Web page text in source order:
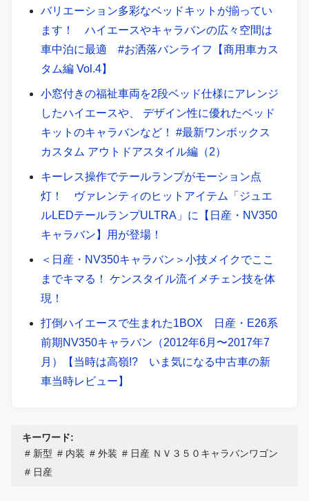
バリエーション多彩なベッドキットが揃ってい
ます！ ハイエースやキャラバンの広々空間は
車中泊に最適 #お洒落バンライフ【商用車カス
タム編 Vol.4】
小窓付きの福祉車両を2段ベッド仕様にアレンジ
したハイエースや、 デザイン性に優れたベッド
キットのキャラバンなど！ #最新ワンボックス
カスタム アウトドアスタイル編（2）
キーレス操作でテールランプがモーション点
灯！ ヴァレンティのヒットアイテム「ジュエ
ルLEDテールランプULTRA」に【日産・NV350
キャラバン】用が登場！
＜日産・NV350キャラバン＞小技メイクでここ
までキマる！ ケンスタイル流イメチェン技を体
現！
打倒ハイエースで生まれた1BOX 日産・E26系
前期NV350キャラバン（2012年6月〜2017年7
月）【当時は高嶺!? いま気になる中古車の新
車当時レビュー】
キーワード:
新型
内装 外装
日産 ＮＶ３５０キャラバンワゴン
日産